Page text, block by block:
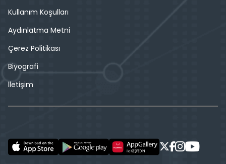
Kullanım Koşulları
Aydınlatma Metni
Çerez Politikası
Biyografi
İletişim